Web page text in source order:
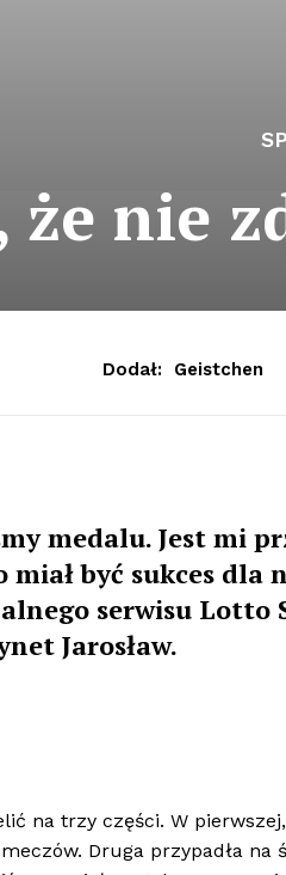
że nie
Dodał: Geistchen
medalu. Jest mi
być sukces dla
serwisu
Jarosław.
na trzy części. W
Druga przypadła na